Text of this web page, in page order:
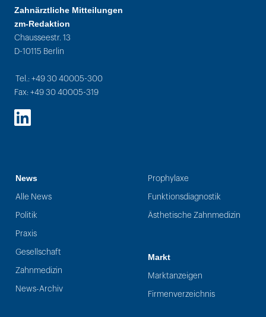
Zahnärztliche Mitteilungen
zm-Redaktion
Chausseestr. 13
D-10115 Berlin
Tel.: +49 30 40005-300
Fax: +49 30 40005-319
LinkedIn
News
Alle News
Politik
Praxis
Gesellschaft
Zahnmedizin
News-Archiv
Prophylaxe
Funktionsdiagnostik
Ästhetische Zahnmedizin
Markt
Marktanzeigen
Firmenverzeichnis